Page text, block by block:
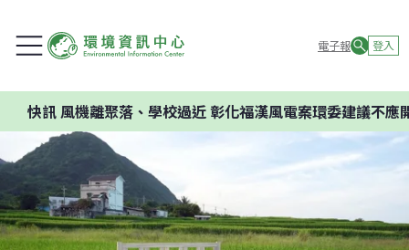
電子報 登入
聚落、學校過近 彰化福漢風電案環委建議不應開發